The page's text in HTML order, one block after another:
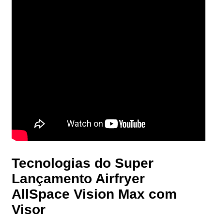
Tecnologias do Super
Lançamento Airfryer
AllSpace Vision Max com
Visor